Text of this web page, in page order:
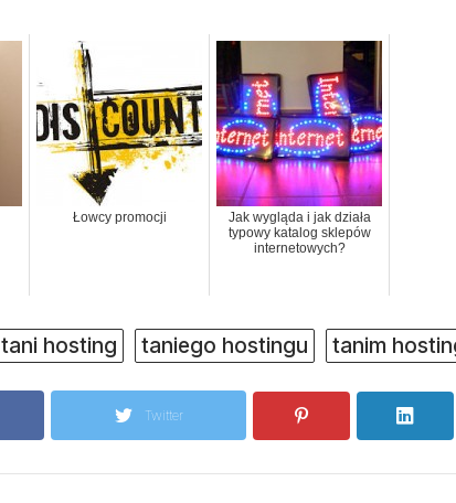
Łowcy promocji
Jak wygląda i jak działa
typowy katalog sklepów
internetowych?
tani hosting taniego hostingu tanim
Twitter